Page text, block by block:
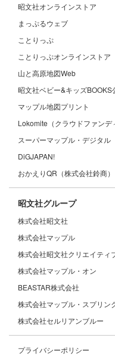
昭文社オンラインストア
まっぷるウェブ
ことりっぷ
ことりっぷオンラインストア
山と高原地図Web
昭文社ベビー&キッズBOOKS
マップル地図プリント
Lokomite（クラウドファンデ
スーパーマップル・デジタル
DiGJAPAN!
おかえりQR（株式会社鈴商）
昭文社グループ
株式会社昭文社
株式会社マップル
株式会社昭文社クリエイティ
株式会社マップル・オン
BEASTAR株式会社
株式会社マップル・スプリン
株式会社セルリアンブルー
プライバシーポリシー